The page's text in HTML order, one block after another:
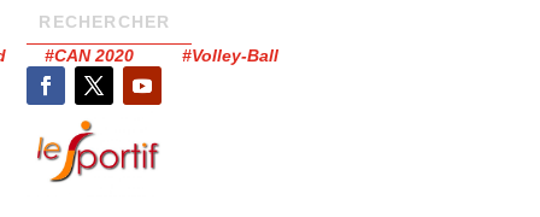
#CAN 2020 #Volley-Ball